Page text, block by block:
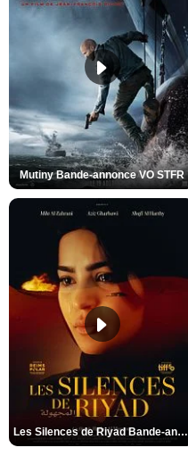
Mutiny Bande-annonce VO STFR
Les Silences de Riyad Bande-annonce VO STFR